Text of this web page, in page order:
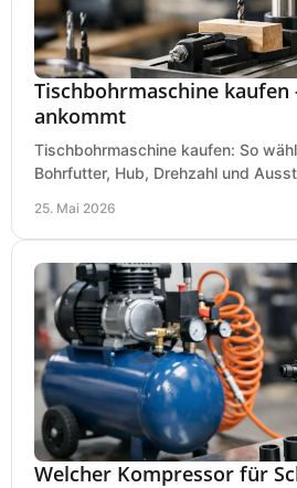
Tischbohrmaschine kaufen
ankommt
Tischbohrmaschine kaufen: So
Bohrfutter, Hub, Drehzahl und
25. Mai 2026
Welcher Kompressor für